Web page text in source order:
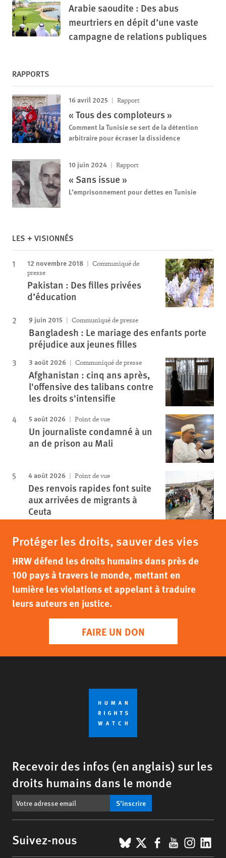
Arabie saoudite : Des abus
meurtriers en dépit d’une vaste
campagne de relations publiques
RAPPORTS
16 avril 2025 Rapport
« Tous des comploteurs »
Comment la Tunisie se sert de la détention
arbitraire pour écraser la dissidence
10 juin 2024 Rapport
« Sans issue »
L’emprisonnement pour dettes en Tunisie
LES + VISIONNÉS
12 novembre 2018
Communiqué de
presse
Pakistan : Des filles privées
d’éducation
9 juin 2015 Communiqué de presse
Bangladesh : Le mariage des enfants porte
préjudice aux jeunes filles
3 août 2026 Communiqué de presse
Afghanistan : cinq ans après,
l'offensive des talibans contre
les droits s'intensifie
5 août 2026 Point de vue
Un journaliste condamné à un
an de prison au Mali
4 août 2026 Point de vue
Des renvois rapides font suite
aux arrivées de migrants à
Ceuta
Protéger les droits, sauver des vies
HRW défend les droits humains dans près de
100 pays à travers le monde, mettant en
lumière les violations et appelant à traduire
leurs auteurs en justice.
FAIRE UN DON
Recevoir des infos (en anglais) sur les
droits humains dans le monde
S’inscrire
Suivez-nous BlueSky
X Facebook
YouTube